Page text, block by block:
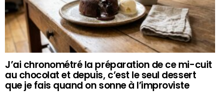
J’ai chronométré la préparation de ce mi-cuit
au chocolat et depuis, c’est le seul dessert
que je fais quand on sonne à l’improviste